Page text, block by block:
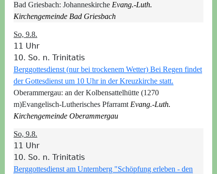
Bad Griesbach: Johanneskirche Evang.-Luth.
Kirchengemeinde Bad Griesbach
So, 9.8.
11 Uhr
10. So. n. Trinitatis
Berggottesdienst (nur bei trockenem Wetter) Bei Regen findet
der Gottesdienst um 10 Uhr in der Kreuzkirche statt.
Oberammergau: an der Kolbensattelhütte (1270
m)Evangelisch-Lutherisches Pfarramt Evang.-Luth.
Kirchengemeinde Oberammergau
So, 9.8.
11 Uhr
10. So. n. Trinitatis
Berggottesdienst am Unternberg "Schöpfung erleben - den